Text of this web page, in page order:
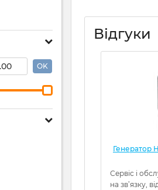
OK
Відгуки
Генератор
Сервіс і
на зв’язку,